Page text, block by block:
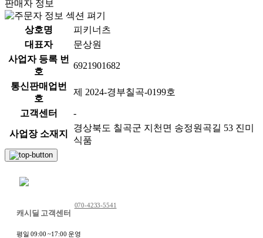
판매자 정보
상호명
피키너츠
대표자
문상원
사업자 등록 번
호
6921901682
통신판매업번
호
제 2024-경부칠곡-0199호
고객센터 -
사업장 소재지
경상북도 칠곡군 지천면 송정원곡길 53 진미
식품
캐시딜 고객센터
070-4233-5541
평일 09:00 ~17:00 운영